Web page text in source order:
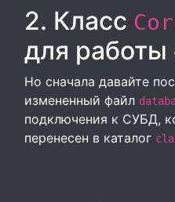
2. Класс
для
Но сначала давайте
измененный файл
подключения к СУБД,
перенесен в каталог